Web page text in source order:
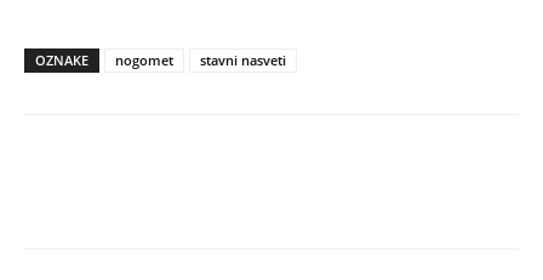
OZNAKE nogomet stavni nasveti